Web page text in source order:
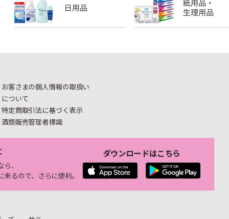
お客さまの個人情報の取扱い
について
特定商取引法に基づく表示
酒類販売管理者標識
、
るので、さらに便利。
ダウンロードはこちら